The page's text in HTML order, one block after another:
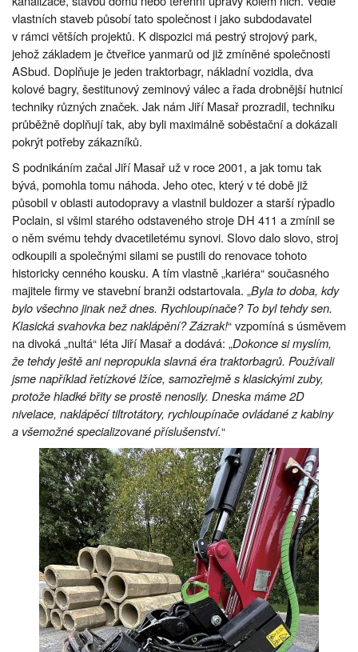
vlastních staveb působí tato společnost i jako subdodavatel
v rámci větších projektů. K dispozici má pestrý strojový park,
jehož základem je čtveřice yanmarů od již zmíněné společnosti
ASbud. Doplňuje je jeden traktorbagr, nákladní vozidla, dva
kolové bagry, šestitunový zeminový válec a řada drobnější hutnicí
techniky různých značek. Jak nám Jiří Masař prozradil, techniku
průběžně doplňují tak, aby byli maximálně soběstační a dokázali
pokrýt potřeby zákazníků.
S podnikáním začal Jiří Masař už v roce 2001, a jak tomu tak
bývá, pomohla tomu náhoda. Jeho otec, který v té době již
působil v oblasti autodopravy a vlastnil buldozer a starší rýpadlo
Poclain, si všiml starého odstaveného stroje DH 411 a zmínil se
o něm svému tehdy dvacetiletému synovi. Slovo dalo slovo, stroj
odkoupili a společnými silami se pustili do renovace tohoto
historicky cenného kousku. A tím vlastně „kariéra“ současného
majitele firmy ve stavební branži odstartovala. „Byla to doba, kdy
bylo všechno jinak než dnes. Rychloupínače? To byl tehdy sen.
Klasická svahovka bez naklápění? Zázrak!“ vzpomíná s úsměvem
na divoká „nultá“ léta Jiří Masař a dodává: „Dokonce si myslím,
že tehdy ještě ani nepropukla slavná éra traktorbagrů. Používali
jsme například řetízkové lžíce, samozřejmě s klasickými zuby,
protože hladké břity se prostě nenosily. Dneska máme 2D
nivelace, naklápěcí tiltrotátory, rychloupínače ovládané z kabiny
a všemožné specializované příslušenství.“